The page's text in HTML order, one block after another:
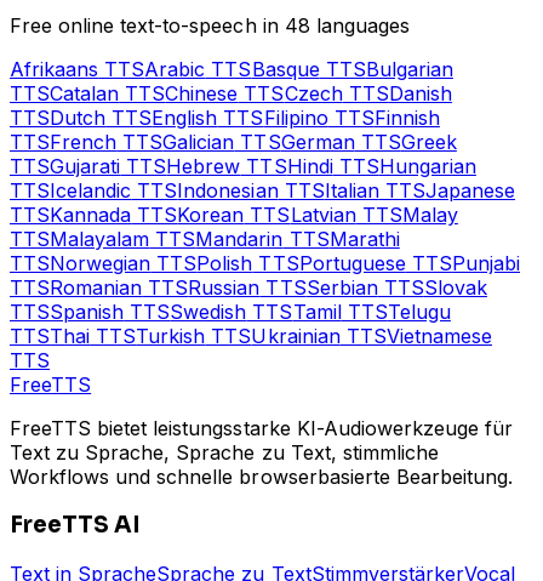
Free online text-to-speech in 48 languages
Afrikaans TTSArabic TTSBasqueTTSBulgarian
TTSCatalan TTSChinese TTSCzechTTSDanish
TTSDutch TTSEnglish TTSFilipino TTSFinnish
TTSFrench TTSGalician TTSGermanTTSGreek
TTSGujarati TTSHebrew TTSHindiTTSHungarian
TTSIcelandic TTSIndonesianTTSItalianTTSJapanese
TTSKannada TTSKorean TTSLatvianTTSMalay
TTSMalayalam TTSMandarin TTSMarathi
TTSNorwegian TTSPolish TTSPortugueseTTSPunjabi
TTSRomanian TTSRussian TTSSerbianTTSSlovak
TTSSpanish TTSSwedish TTSTamilTTSTelugu
TTSThai TTSTurkish TTSUkrainianTTSVietnamese
TTS
FreeTTS
FreeTTS bietet leistungsstarke KI-Audiowerkzeuge für
Text zu Sprache, Sprache zu Text, stimmliche
Workflows und schnelle browserbasierte Bearbeitung.
FreeTTS AI
Text in SpracheSprache zu TextStimmverstärkerVocal